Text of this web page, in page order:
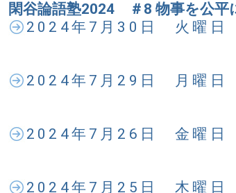
閑谷論語塾2024 ＃8 物事を公
2024年7月30日 火曜日
2024年7月29日 月曜日
2024年7月26日 金曜日
2024年7月25日 木曜日